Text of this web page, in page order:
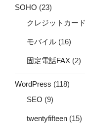
SOHO (23)
クレジットカー
モバイル (16)
固定電話FAX (2)
WordPress (118)
SEO (9)
twentyfifteen (15)